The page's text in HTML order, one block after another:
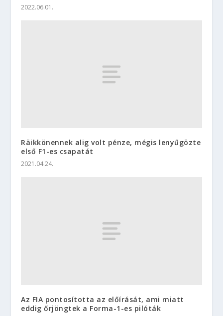
2022.06.01.
Räikkönennek alig volt pénze, mégis lenyűgözte
első F1-es csapatát
2021.04.24.
Az FIA pontosította az előírását, ami miatt
eddig őrjöngtek a Forma-1-es pilóták